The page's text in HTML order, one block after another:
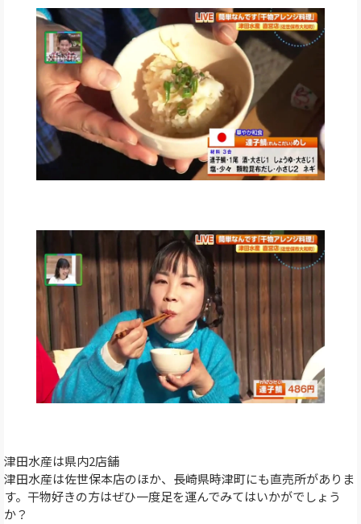
津田水産は県内2店舗
津田水産は佐世保本店のほか、長崎県時津町にも直売所がありま
す。干物好きの方はぜひ一度足を運んでみてはいかがでしょう
か？